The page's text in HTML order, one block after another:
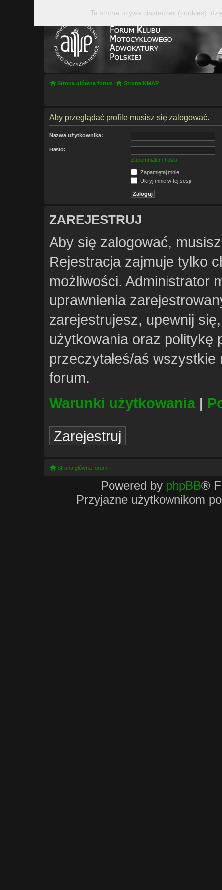
Strona główna forum Strona KMAP
Aby przeglądać profile musisz się zalogować.
Nazwa użytkownika:
Hasło:
Zapomniałem hasła
Zapamiętaj mnie
Ukryj mnie w tej sesji
ZAREJESTRUJ
Aby się zalogować,
Rejestracja zajmuje tylko
możliwości. Administrator
uprawnienia
zarejestrujesz, upewnij
użytkowania oraz politykę
przeczytałeś/aś
forum.
Warunki użytkowania|
Zarejestruj
Strona główna forum
Powered by phpBB®
Przyjazne użytkownikom
Ta strona używa ciasteczek (cookies),